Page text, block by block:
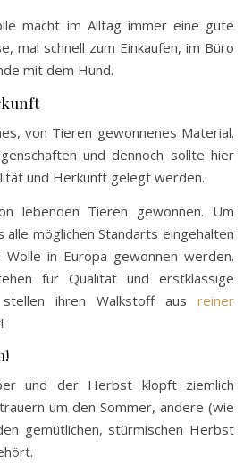
macht im Alltag immer eine gute
mal schnell zum Einkaufen, im Büro
mit dem Hund.
von Tieren gewonnenes Material.
und dennoch sollte hier
und Herkunft gelegt werden.
lebenden Tieren gewonnen. Um
alle möglichen Standarts eingehalten
in Europa gewonnen werden.
für Qualität und erstklassige
ihren Walkstoff aus reiner
und der Herbst klopft ziemlich
um den Sommer, andere (wie
gemütlichen, stürmischen Herbst